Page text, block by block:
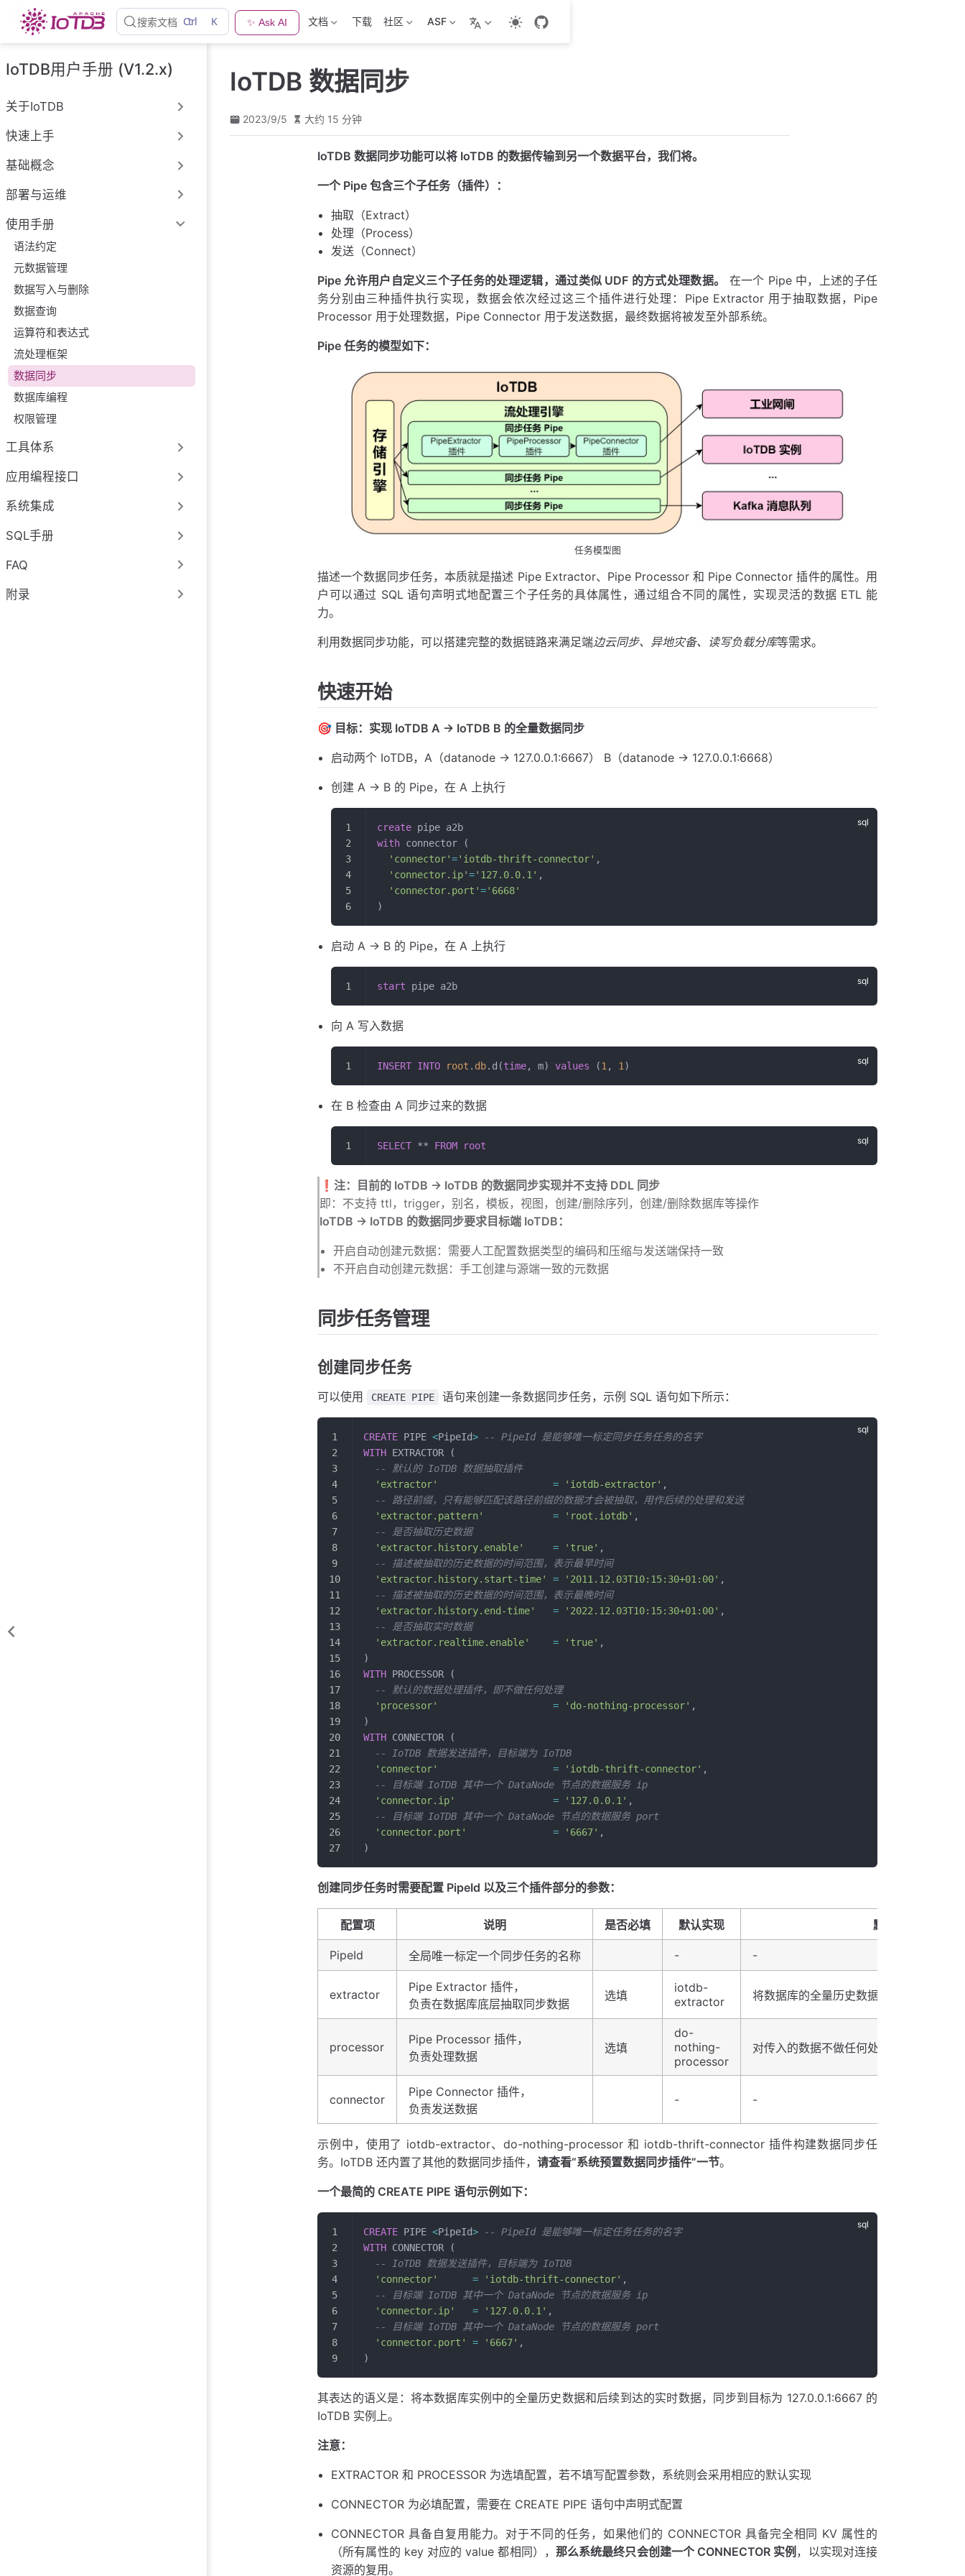
跳
至
主
要
內
搜索文档 Ctrl K ✨ Ask AI 文档 下载 社区 ASF
IoTDB用户手册 (V1.2.x)
关于IoTDB
快速上手
基础概念
部署与运维
使用手册
语法约定
元数据管理
数据写入与删除
数据查询
运算符和表达式
流处理框架
数据同步
数据库编程
权限管理
工具体系
应用编程接口
系统集成
SQL手册
FAQ
附录
IoTDB 数据同步
2023/9/5 大约 15 分钟
IoTDB 数据同步功能可以将 IoTDB 的数据传输到另一个数据平台，我们将。
一个 Pipe 包含三个子任务（插件）：
抽取（Extract）
处理（Process）
发送（Connect）
Pipe 允许用户自定义三个子任务的处理逻辑，通过类似 UDF 的方式处理数据。
在一个 Pipe 中，上述的子任
务分别由三种插件执行实现，数据会依次经过这三个插件进行处理：Pipe Extractor 用于抽取数据，Pipe
Processor 用于处理数据，Pipe Connector 用于发送数据，最终数据将被发至外部系统。
Pipe 任务的模型如下：
任务模型图
描述一个数据同步任务，本质就是描述 Pipe Extractor、Pipe Processor 和 Pipe Connector 插件的属性。用
户可以通过 SQL 语句声明式地配置三个子任务的具体属性，通过组合不同的属性，实现灵活的数据 ETL 能
力。
利用数据同步功能，可以搭建完整的数据链路来满足端边云同步、异地灾备、读写负载分库等需求。
快速开始
🎯 目标：实现 IoTDB A -> IoTDB B 的全量数据同步
启动两个 IoTDB，A（datanode -> 127.0.0.1:6667） B（datanode -> 127.0.0.1:6668）
创建 A -> B 的 Pipe，在 A 上执行
create pipe a2b
with connector (
  'connector'
='iotdb-thrift-connector' ,
  'connector.ip'
='127.0.0.1' ,
  'connector.port'
='6668'
)
启动 A -> B 的 Pipe，在 A 上执行
start pipe a2b
向 A 写入数据
INSERT INTO root . db.d(time, m) values (1 , 1 )
在 B 检查由 A 同步过来的数据
SELECT ** FROM root
❗️ 注：目前的 IoTDB -> IoTDB 的数据同步实现并不支持 DDL 同步
即：不支持 ttl，trigger，别名，模板，视图，创建/删除序列，创建/删除数据库等操作
IoTDB -> IoTDB 的数据同步要求目标端 IoTDB：
开启自动创建元数据：需要人工配置数据类型的编码和压缩与发送端保持一致
不开启自动创建元数据：手工创建与源端一致的元数据
同步任务管理
创建同步任务
可以使用 CREATE PIPE 语句来创建一条数据同步任务，示例 SQL 语句如下所示：
CREATE PIPE <PipeId> -- PipeId 是能够唯一标定同步任务任务的名字
WITH EXTRACTOR (
  -- 默认的 IoTDB 数据抽取插件
  'extractor'
                    =
'iotdb-extractor' ,
  -- 路径前缀，只有能够匹配该路径前缀的数据才会被抽取，用作后续的处理和发送
  'extractor.pattern'
            =
'root.iotdb' ,
  -- 是否抽取历史数据
  'extractor.history.enable'
     =
'true' ,
  -- 描述被抽取的历史数据的时间范围，表示最早时间
  'extractor.history.start-time'
= '2011.12.03T10:15:30+01:00' ,
  -- 描述被抽取的历史数据的时间范围，表示最晚时间
  'extractor.history.end-time'
   =
'2022.12.03T10:15:30+01:00' ,
  -- 是否抽取实时数据
  'extractor.realtime.enable'
    =
'true' ,
)
WITH PROCESSOR (
  -- 默认的数据处理插件，即不做任何处理
  'processor'
                    =
'do-nothing-processor' ,
)
WITH CONNECTOR (
  -- IoTDB 数据发送插件，目标端为 IoTDB
  'connector'
                    =
'iotdb-thrift-connector' ,
  -- 目标端 IoTDB 其中一个 DataNode 节点的数据服务 ip
  'connector.ip'
                 =
'127.0.0.1' ,
  -- 目标端 IoTDB 其中一个 DataNode 节点的数据服务 port
  'connector.port'
               =
'6667' ,
)
创建同步任务时需要配置 PipeId 以及三个插件部分的参数：
配置项 说明 是否必填 默认实现 默认实现说明
PipeId 全局唯一标定一个同步任务的名称 - -
extractor
Pipe Extractor 插件，
负责在数据库底层抽取同步数据
选填
iotdb-
extractor
将数据库的全量历史数据和后续到达的实
processor
Pipe Processor 插件，
负责处理数据
选填
do-
nothing-
processor
对传入的数据不做任何处理
connector
Pipe Connector 插件，
负责发送数据
- -
示例中，使用了 iotdb-extractor、do-nothing-processor 和 iotdb-thrift-connector 插件构建数据同步任
务。IoTDB 还内置了其他的数据同步插件， 请查看“系统预置数据同步插件”一节。
一个最简的 CREATE PIPE 语句示例如下：
CREATE PIPE <PipeId> -- PipeId 是能够唯一标定任务任务的名字
WITH CONNECTOR (
  -- IoTDB 数据发送插件，目标端为 IoTDB
  'connector'
      =
'iotdb-thrift-connector' ,
  -- 目标端 IoTDB 其中一个 DataNode 节点的数据服务 ip
  'connector.ip'
   =
'127.0.0.1' ,
  -- 目标端 IoTDB 其中一个 DataNode 节点的数据服务 port
  'connector.port'
= '6667' ,
)
其表达的语义是：将本数据库实例中的全量历史数据和后续到达的实时数据，同步到目标为 127.0.0.1:6667 的
IoTDB 实例上。
注意：
EXTRACTOR 和 PROCESSOR 为选填配置，若不填写配置参数，系统则会采用相应的默认实现
CONNECTOR 为必填配置，需要在 CREATE PIPE 语句中声明式配置
CONNECTOR 具备自复用能力。对于不同的任务，如果他们的 CONNECTOR 具备完全相同 KV 属性的
（所有属性的 key 对应的 value 都相同）， 那么系统最终只会创建一个 CONNECTOR 实例 ，以实现对连接
资源的复用。